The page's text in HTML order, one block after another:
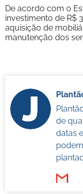
De acordo com o
investimento de R$
aquisição de
manutenção dos
de
datas